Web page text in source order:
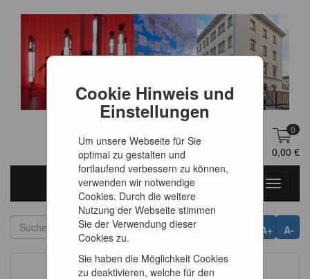
Cookie Hinweis und
Einstellungen
Um unsere Webseite für Sie
optimal zu gestalten und
fortlaufend verbessern zu können,
verwenden wir notwendige
Cookies. Durch die weitere
Nutzung der Webseite stimmen
Sie der Verwendung dieser
Cookies zu.
Sie haben die Möglichkeit Cookies
zu deaktivieren, welche für den
DE
0
0,00 €
Toggle
A-
A+